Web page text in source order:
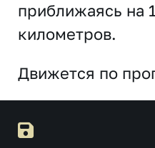
приближаясь на
километров.
Движется по